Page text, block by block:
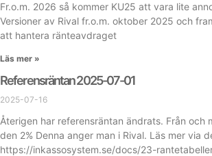
Fr.o.m. 2026 så kommer KU25 att vara lite
Versioner av Rival fr.o.m. oktober 2025 och
att hantera ränteavdraget
Läs mer »
Referensräntan 2025-07-01
2025-07-16
Återigen har referensräntan ändrats. Från och
den 2% Denna anger man i Rival. Läs mer via
https://inkassosystem.se/docs/23-